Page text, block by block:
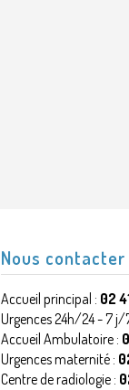
Nous contacter
Accueil principal : 02
Urgences 24h/24 - 7 j/
Accueil Ambulatoire :
Urgences maternité :
Centre de radiologie :